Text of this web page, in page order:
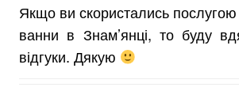
Якщо ви скористались послугою
ванни в Знам’янці, то буду
відгуки. Дякую